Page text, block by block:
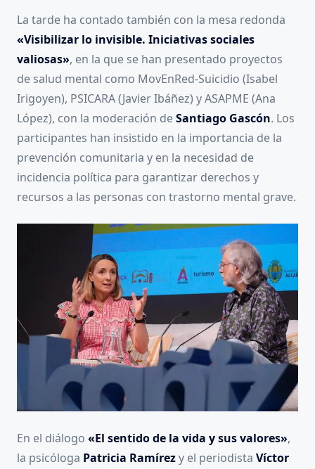
La tarde ha contado también con la mesa redonda
«Visibilizar lo invisible. Iniciativas sociales
valiosas», en la que se han presentado proyectos
de salud mental como MovEnRed-Suicidio (Isabel
Irigoyen), PSICARA (Javier Ibáñez) y ASAPME (Ana
López), con la moderación deSantiago Gascón. Los
participantes han insistido en la importancia de la
prevención comunitaria y en la necesidad de
incidencia política para garantizar derechos y
recursos a las personas con trastorno mental grave.
En el diálogo «El sentido de la vida y sus valores»,
la psicóloga Patricia Ramírezy el periodista Víctor